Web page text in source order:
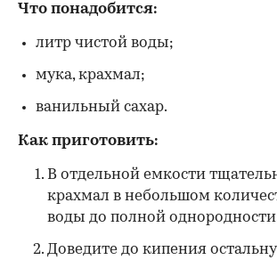
Что понадобится:
литр чистой воды;
мука, крахмал;
ванильный сахар.
Как приготовить:
В отдельной емкости
крахмал в небольшом
воды до полной
Доведите до кипения